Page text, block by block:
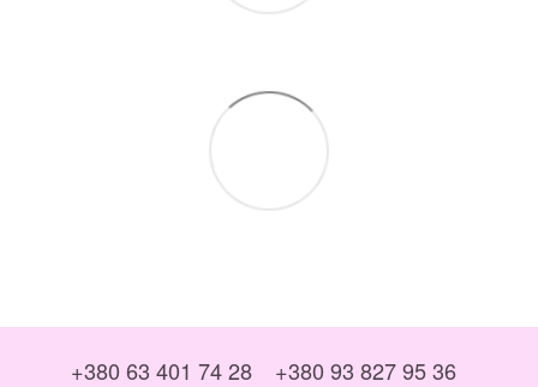
+380 63 401 74 28 +380 93 827 95 36